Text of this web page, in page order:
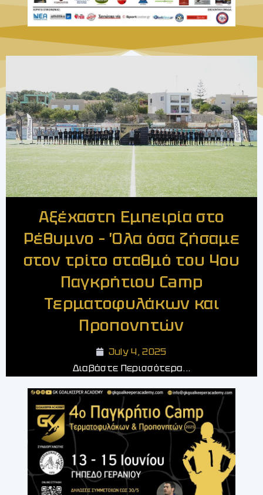
Αξέχαστη Εμπειρία στο
Ρέθυμνο – Όλα όσα ζήσαμε
στον τρίτο σταθμό του 4ου
Παγκρήτιου Camp
Τερματοφυλάκων και
Προπονητών
July 4, 2025
Διαβάστε Περισσότερα...